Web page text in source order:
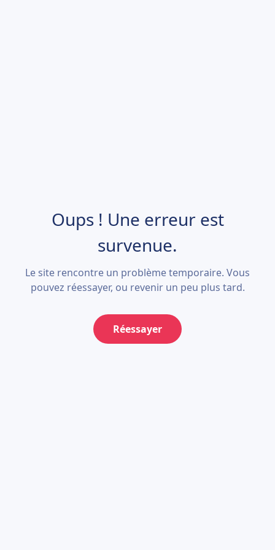
Oups ! Une erreur est
survenue.
Le site rencontre un problème temporaire. Vous
pouvez réessayer, ou revenir un peu plus tard.
Réessayer